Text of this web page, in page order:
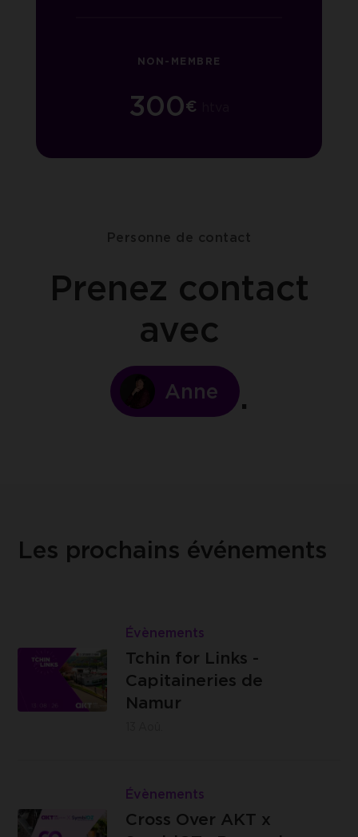
NON-MEMBRE
300€
Personne de contact
Prenez contact
avec
Anne
Les prochains événements
Évènements
Tchin for Links -
Capitaineries de
Namur
Les
Capitaineries
de Namur -
Boulevard
Jambes
for
Évènements
Cross Over AKT x
Brasserie
C -
Over